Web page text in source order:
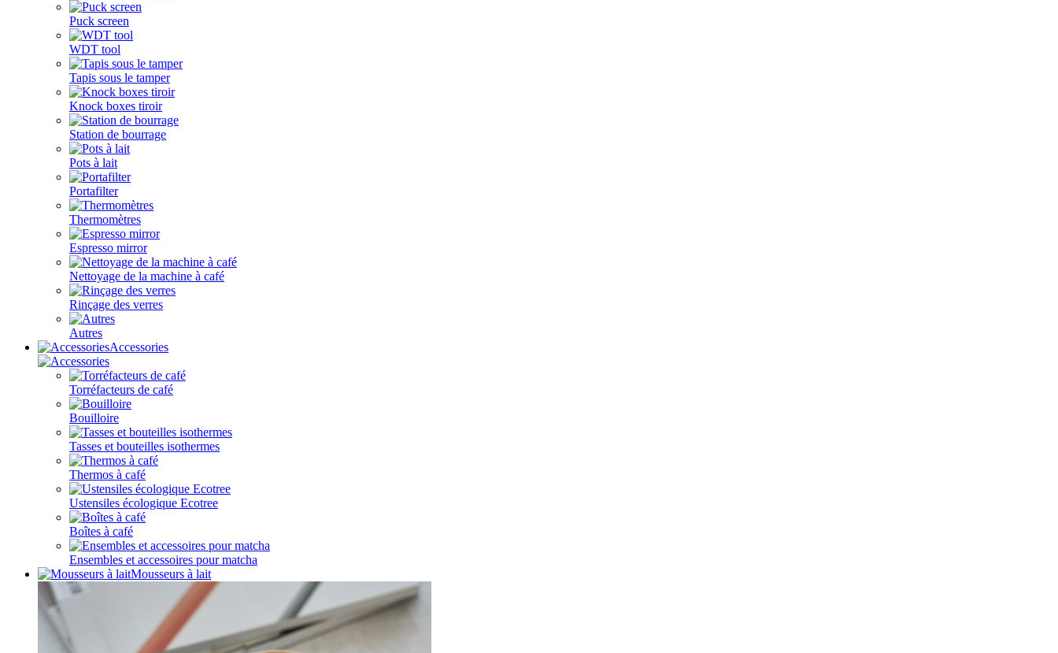
Puck screen
WDT tool
Tapis sous le tamper
Knock boxes tiroir
Station de bourrage
Pots à lait
Portafilter
Thermomètres
Espresso mirror
Nettoyage de la machine à café
Rinçage des verres
Autres
Accessories
Torréfacteurs de café
Bouilloire
Tasses et bouteilles isothermes
Thermos à café
Ustensiles écologique Ecotree
Boîtes à café
Ensembles et accessoires pour matcha
Mousseurs à lait